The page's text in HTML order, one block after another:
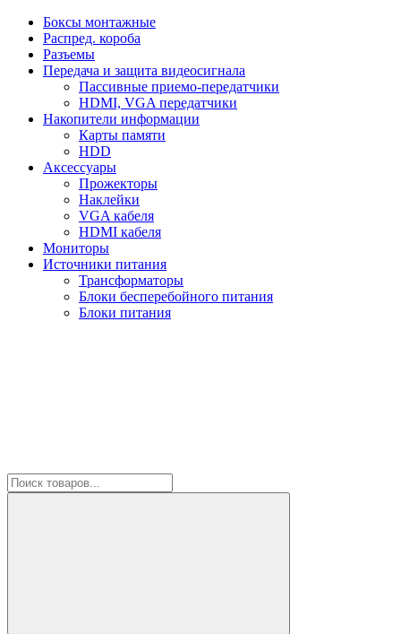
Боксы монтажные
Распред. короба
Разъемы
Передача и защита видеосигнала
Пассивные приемо-передатчики
HDMI, VGA передатчики
Накопители информации
Карты памяти
HDD
Аксессуары
Прожекторы
Наклейки
VGA кабеля
HDMI кабеля
Мониторы
Источники питания
Трансформаторы
Блоки бесперебойного питания
Блоки питания